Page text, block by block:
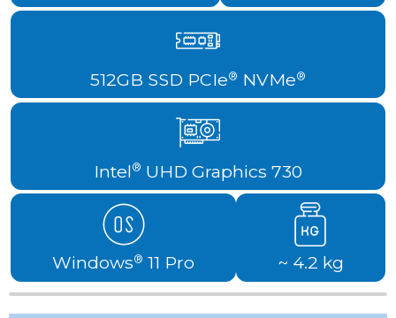
512GB SSD PCIe® NVMe®
Intel® UHD Graphics 730
Windows® 11 Pro ~ 4.2 kg